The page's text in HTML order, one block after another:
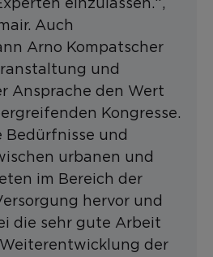
Auch
Arno Kompatscher
und
Ansprache den Wert
Kongresse.
Bedürfnisse und
urbanen und
im Bereich der
hervor und
die sehr gute Arbeit
der